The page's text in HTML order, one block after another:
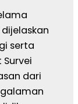
serta
dari